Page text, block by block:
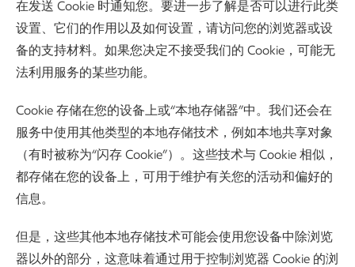
在发送 Cookie 时通知您。要进一步了解是否可以进行此类
设置、它们的作用以及如何设置，请访问您的浏览器或设
备的支持材料。如果您决定不接受我们的 Cookie，可能无
法利用服务的某些功能。
Cookie 存储在您的设备上或“本地存储器”中。我们还会在
服务中使用其他类型的本地存储技术，例如本地共享对象
（有时被称为“闪存 Cookie”）。这些技术与 Cookie 相似，
都存储在您的设备上，可用于维护有关您的活动和偏好的
信息。
但是，这些其他本地存储技术可能会使用您设备中除浏览
器以外的部分，这意味着通过用于控制浏览器 Cookie 的浏